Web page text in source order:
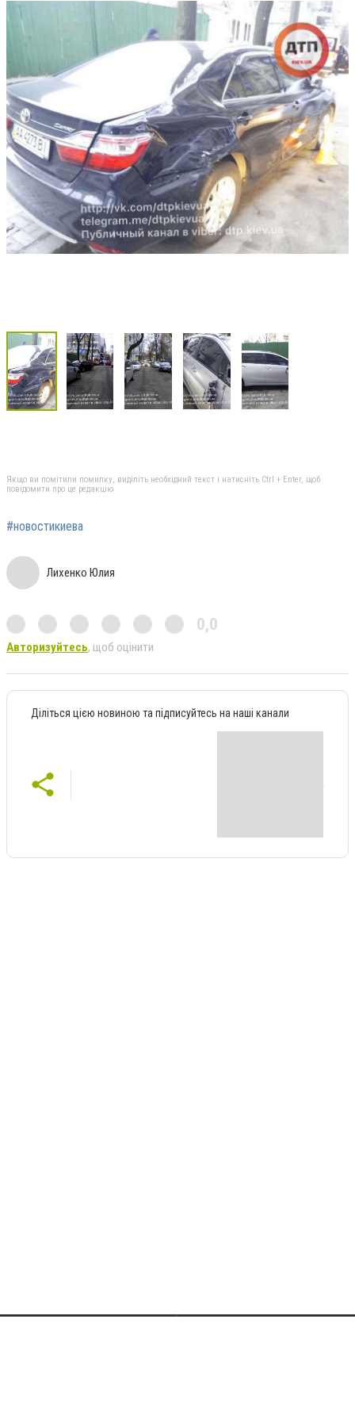
Якщо ви помітили помилку, виділіть необхідний текст і натисніть Ctrl + Enter, щоб
повідомити про це редакцію
#новостикиева
Лихенко Юлия
0,0
Авторизуйтесь, щоб оцінити
Діліться цією новиною та підписуйтесь на наші канали